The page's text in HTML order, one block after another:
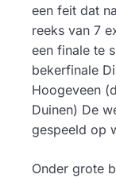
een feit dat
reeks van 7
een finale te
bekerfinale
Hoogeveen
Duinen) De
gespeeld op
Onder grote